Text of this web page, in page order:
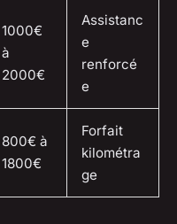
1000€
à
2000€
Assistanc
e
renforcé
e
800€ à
1800€
Forfait
kilométra
ge